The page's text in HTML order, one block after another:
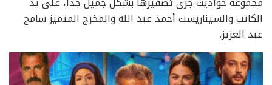
الكاتب والسيناريست أحمد عبد الله والمخرج المتميز سامح
عبد العزيز.